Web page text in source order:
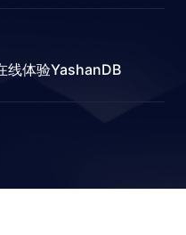
线体验YashanDB